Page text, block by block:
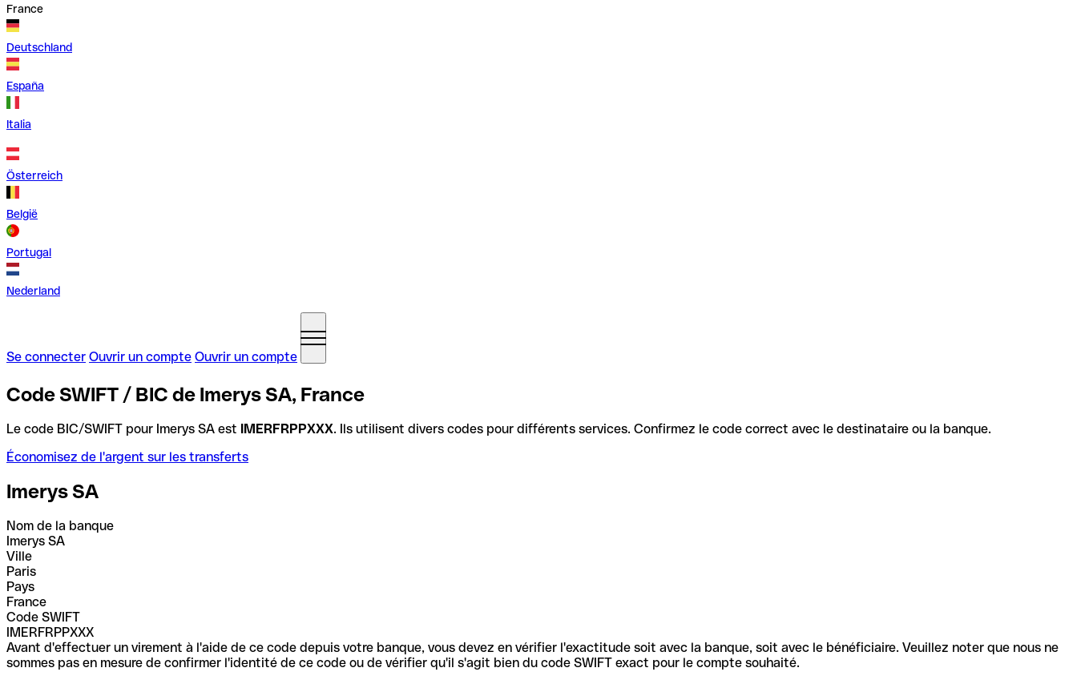
France
Deutschland
España
Italia
Österreich
België
Portugal
Nederland
Se connecter Ouvrir un compte Ouvrir un compte
Code SWIFT / BIC de Imerys SA, France
Le code BIC/SWIFT pour Imerys SA est IMERFRPPXXX. Ils utilisent divers codes pour différents services. Confirmez le code correct avec le destinataire ou la banque.
Économisez de l'argent sur les transferts
Imerys SA
Nom de la banque
Imerys SA
Ville
Paris
Pays
France
Code SWIFT
IMERFRPPXXX
Avant d'effectuer un virement à l'aide de ce code depuis votre banque, vous devez en vérifier l'exactitude soit avec la banque, soit avec le bénéficiaire. Veuillez noter que nous ne
sommes pas en mesure de confirmer l'identité de ce code ou de vérifier qu'il s'agit bien du code SWIFT exact pour le compte souhaité.